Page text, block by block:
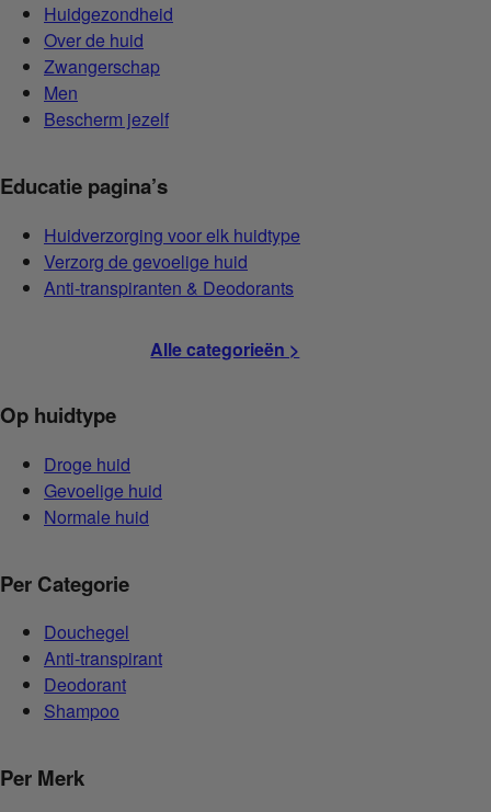
Huidgezondheid
Over de huid
Zwangerschap
Men
Bescherm jezelf
Educatie pagina’s
Huidverzorging voor elk huidtype
Verzorg de gevoelige huid
Anti-transpiranten & Deodorants
Alle categorieën >
Op huidtype
Droge huid
Gevoelige huid
Normale huid
Per Categorie
Douchegel
Anti-transpirant
Deodorant
Shampoo
Per Merk